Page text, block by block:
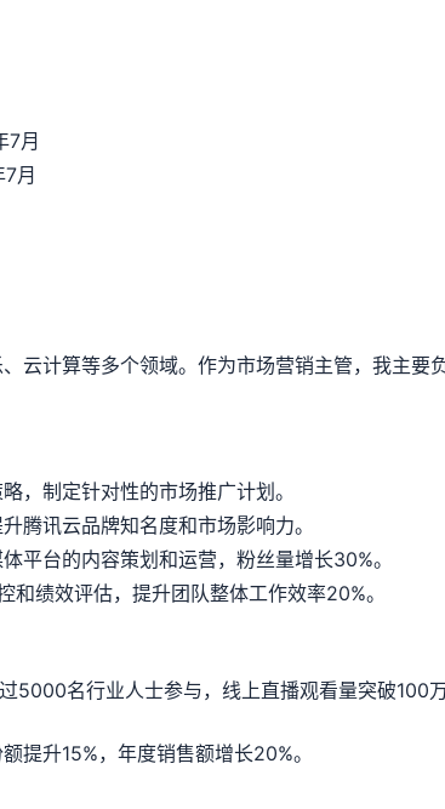
7月
月
云计算等多个领域。作为市场营销主管，我主要
，制定针对性的市场推广计划。
腾讯云品牌知名度和市场影响力。
平台的内容策划和运营，粉丝量增长30%。
绩效评估，提升团队整体工作效率20%。
5000名行业人士参与，线上直播观看量突破100
提升15%，年度销售额增长20%。